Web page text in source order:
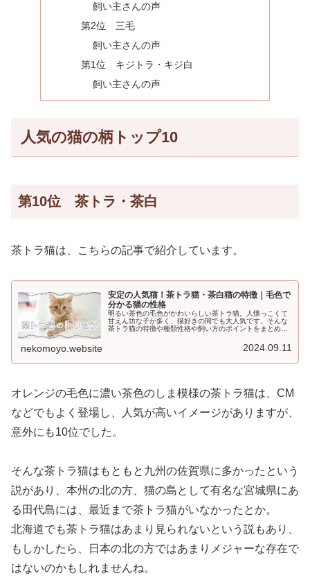
飼い主さんの声
第2位 三毛
飼い主さんの声
第1位 キジトラ・キジ白
飼い主さんの声
人気の猫の柄トップ10
第10位 茶トラ・茶白
茶トラ猫は、こちらの記事で紹介しています。
安定の人気猫！茶トラ猫・茶白猫の特徴｜毛色で
分かる猫の性格
明るい茶色の毛色がかわいらしい茶トラ猫。人懐っこくて
甘えん坊な子が多く、猫好きの間でも大人気です。そんな
茶トラ猫の特徴や種類性格や飼い方のポイントをまとめて
nekomoyo.website 2024.09.11
オレンジの毛色に濃い茶色のしま模様の茶トラ猫は、CM
などでもよく登場し、人気が高いイメージがありますが、
意外にも10位でした。
そんな茶トラ猫はもともと九州の佐賀県に多かったという
説があり、本州の北の方、猫の島として有名な宮城県にあ
る田代島には、最近まで茶トラ猫がいなかったとか。
北海道でも茶トラ猫はあまり見られないという説もあり、
もしかしたら、日本の北の方ではあまりメジャーな存在で
はないのかもしれませんね。